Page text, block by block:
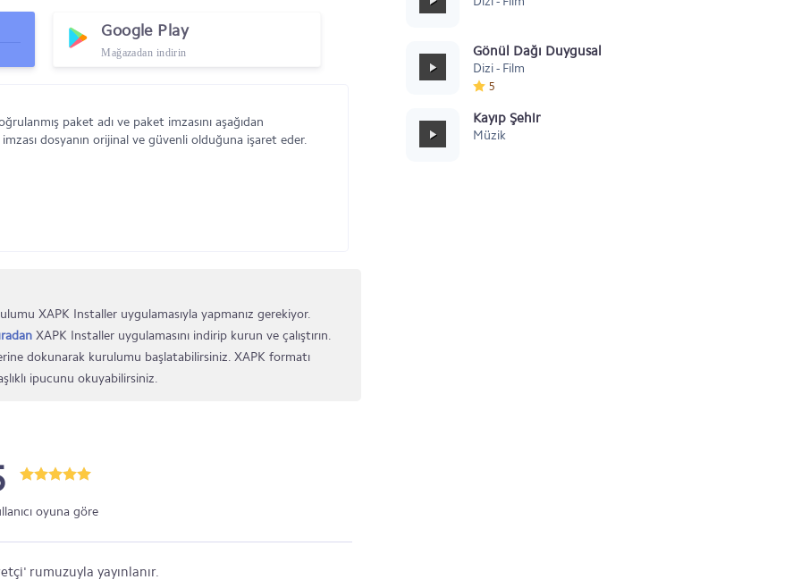
Google Play
Mağazadan indirin
paket adı ve paket imzasını aşağıdan
dosyanın orijinal ve güvenli olduğuna işaret eder.
XAPK Installer uygulamasıyla yapmanız gerekiyor.
XAPK Installer uygulamasını indirip kurun ve çalıştırın.
dokunarak kurulumu başlatabilirsiniz. XAPK formatı
ipucunu okuyabilirsiniz.
Gönül Dağı Duygusal
Dizi - Film
5
Kayıp Şehir
Müzik
oyuna göre
rumuzuyla yayınlanır.